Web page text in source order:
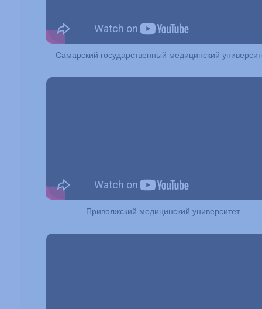
Самарский государственный медицинский
Приволжский медицинский университет